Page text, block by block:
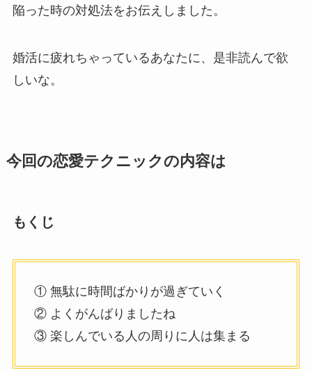
陥った時の対処法をお伝えしました。
婚活に疲れちゃっているあなたに、是非読んで欲
しいな。
今回の恋愛テクニックの内容は
もくじ
① 無駄に時間ばかりが過ぎていく
② よくがんばりましたね
③ 楽しんでいる人の周りに人は集まる